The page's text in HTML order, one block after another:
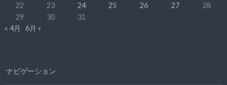
22
23 24 25 26 27
28
29
30
31
« 4月
6月 »
ナビゲーション